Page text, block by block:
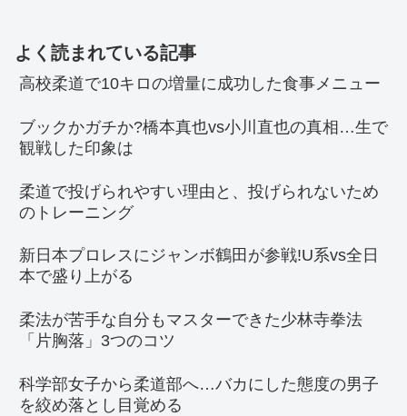
よく読まれている記事
高校柔道で10キロの増量に成功した食事メニュー
ブックかガチか?橋本真也vs小川直也の真相…生で
観戦した印象は
柔道で投げられやすい理由と、投げられないため
のトレーニング
新日本プロレスにジャンボ鶴田が参戦!U系vs全日
本で盛り上がる
柔法が苦手な自分もマスターできた少林寺拳法
「片胸落」3つのコツ
科学部女子から柔道部へ…バカにした態度の男子
を絞め落とし目覚める